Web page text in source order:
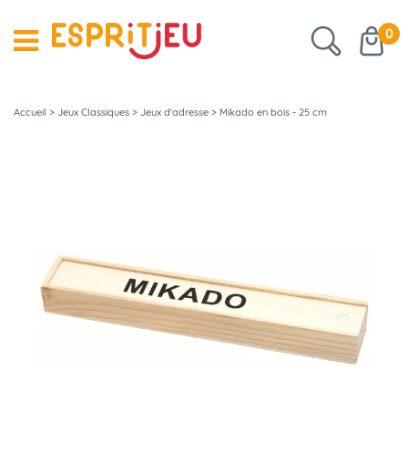
0
Accueil > Jeux Classiques > Jeux d'adresse > Mikado en bois - 25 cm